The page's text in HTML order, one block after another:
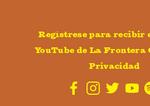
Regístrese para recibir
YouTube de La Frontera
Privacidad